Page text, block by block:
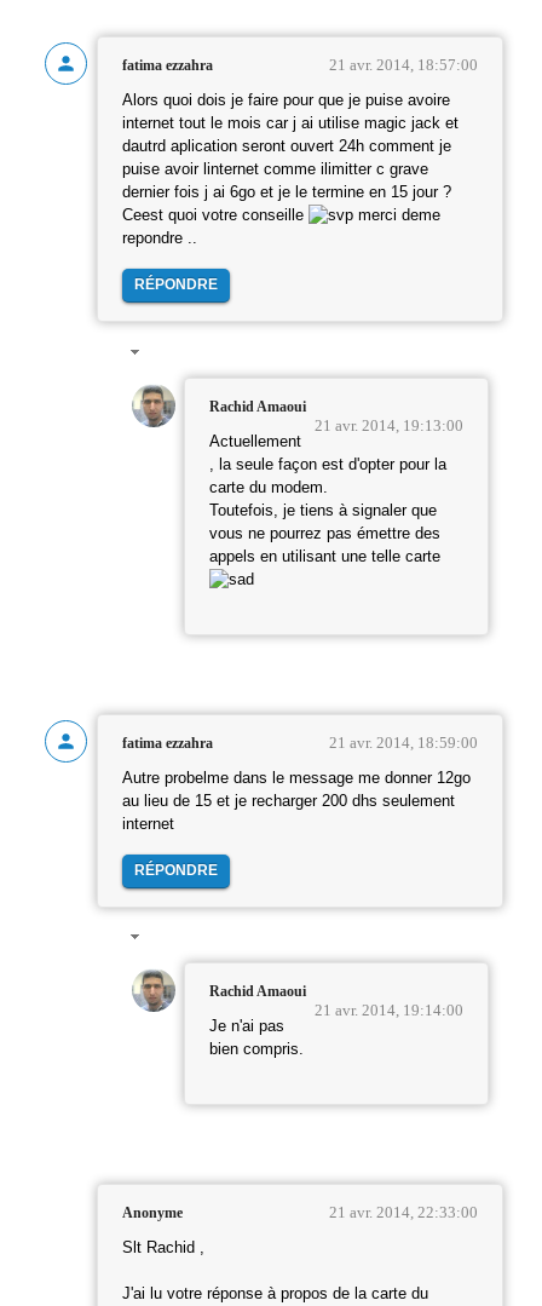
fatima ezzahra 21 avr. 2014, 18:57:00
Alors quoi dois je faire pour que je puise avoire
internet tout le mois car j ai utilise magic jack et
dautrd aplication seront ouvert 24h comment je
puise avoir linternet comme ilimitter c grave
dernier fois j ai 6go et je le termine en 15 jour ?
Ceest quoi votre conseille
merci deme
repondre ..
RÉPONDRE
Rachid Amaoui
21 avr. 2014, 19:13:00
Actuellement
, la seule façon est d'opter pour la
carte du modem.
Toutefois, je tiens à signaler que
vous ne pourrez pas émettre des
appels en utilisant une telle carte
fatima ezzahra 21 avr. 2014, 18:59:00
Autre probelme dans le message me donner 12go
au lieu de 15 et je recharger 200 dhs seulement
internet
RÉPONDRE
Rachid Amaoui
21 avr. 2014, 19:14:00
Je n'ai pas
bien compris.
Anonyme 21 avr. 2014, 22:33:00
Slt Rachid ,
J'ai lu votre réponse à propos de la carte du